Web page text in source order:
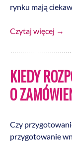
rynku mają
Czytaj więcej →
KIEDY
O
Czy
przygotowanie